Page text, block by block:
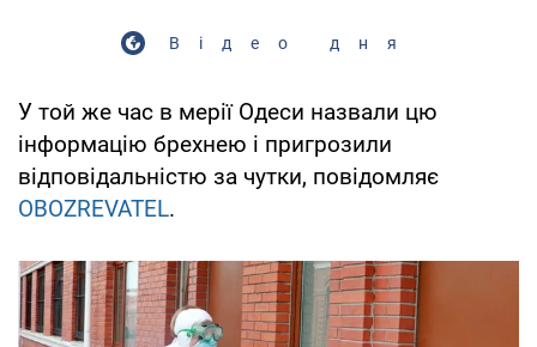
Відео дня
У той же час в мерії Одеси назвали цю
інформацію брехнею і пригрозили
відповідальністю за чутки, повідомляє
OBOZREVATEL.